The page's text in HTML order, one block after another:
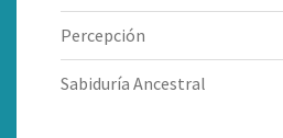
Percepción
Sabiduría Ancestral